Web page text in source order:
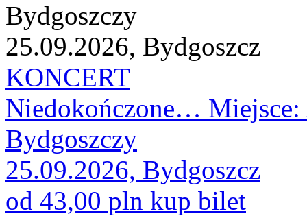
Bydgoszczy
25.09.2026, Bydgoszcz
KONCERT
Niedokończone… Miejsce:
Bydgoszczy
25.09.2026, Bydgoszcz
od 43,00 pln kup bilet